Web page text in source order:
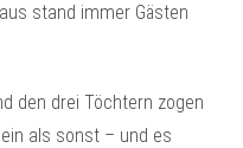
stand immer Gästen
den drei Töchtern zogen
als sonst – und es